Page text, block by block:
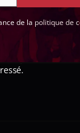
en
de la politique de